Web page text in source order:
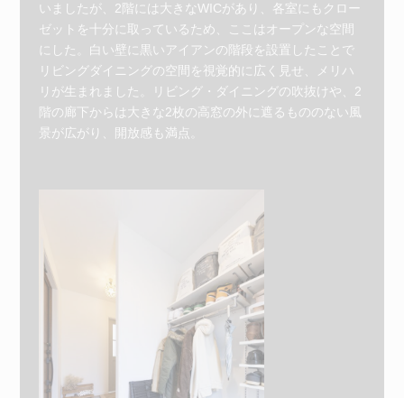
いましたが、2階には大きなWICがあり、各室にもクロー
ゼットを十分に取っているため、ここはオープンな空間
にした。白い壁に黒いアイアンの階段を設置したことで
リビングダイニングの空間を視覚的に広く見せ、メリハ
リが生まれました。リビング・ダイニングの吹抜けや、2
階の廊下からは大きな2枚の高窓の外に遮るもののない風
景が広がり、開放感も満点。